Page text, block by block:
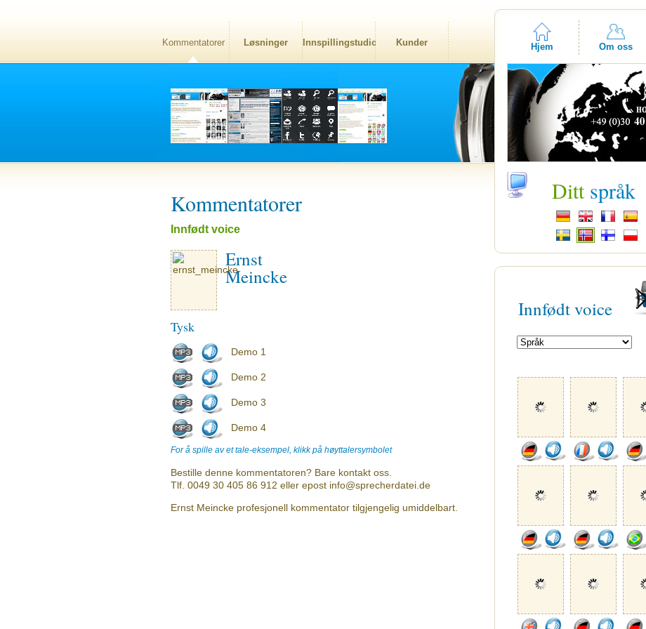
Kommentatorer Løsninger Innspillingstudio Kunder Hjem Om oss
Kommentatorer
Innfødt voice
Ernst
Meincke
Tysk
Demo 1
Demo 2
Demo 3
Demo 4
For å spille av et tale-eksempel, klikk på høyttalersymbolet
Bestille denne kommentatoren? Bare kontakt oss.
Tlf. 0049 30 405 86 912 eller epost info@sprecherdatei.de
Ernst Meincke profesjonell kommentator tilgjengelig umiddelbart.
Ditt språk
Innfødt voice